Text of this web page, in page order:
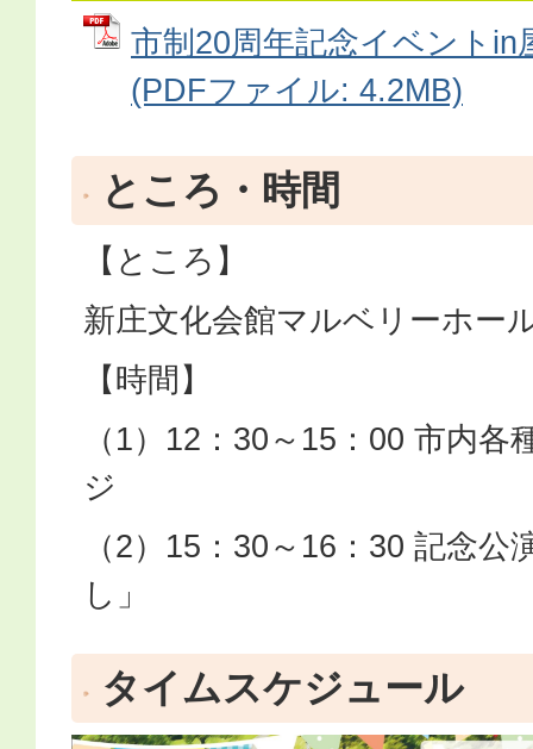
市制20周年記念イベントin
(PDFファイル: 4.2MB)
ところ・時間
【ところ】
新庄文化会館マルベリーホー
【時間】
（1）12：30～15：00 市内
ジ
（2）15：30～16：30 記念
し」
タイムスケジュール